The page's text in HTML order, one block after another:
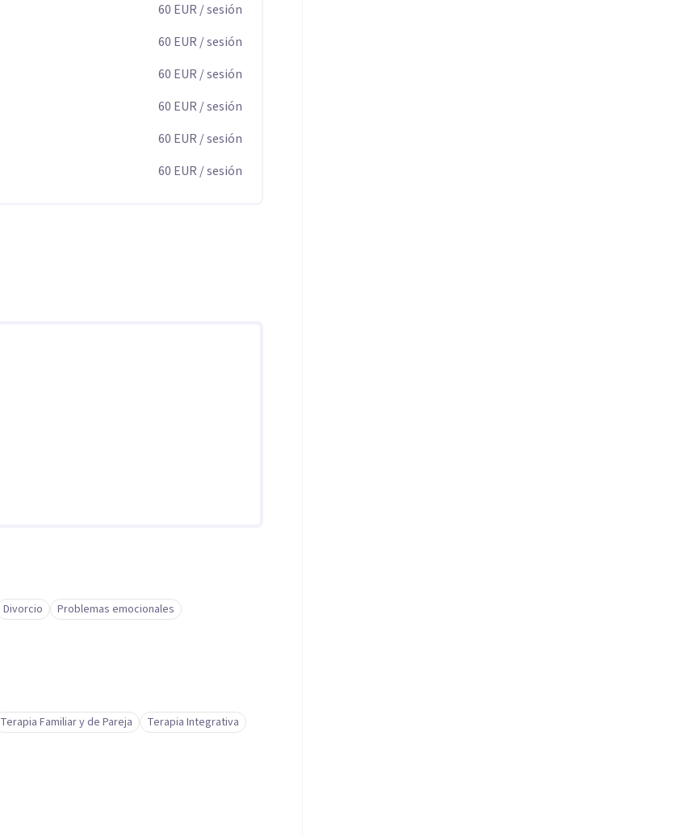
60 EUR/ sesión
60 EUR/ sesión
60 EUR/ sesión
60 EUR/ sesión
60 EUR/ sesión
60 EUR/ sesión
Divorcio
Problemas emocionales
Terapia Familiar y de Pareja
Terapia Integrativa